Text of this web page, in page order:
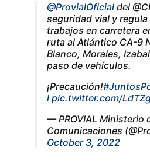
@ProvialOficial del
seguridad vial y
trabajos en carretera
ruta al Atlántico CA-9
Blanco, Morales,
paso de vehículos.
¡Precaución!
l pic.twitter.com/
— PROVIAL Ministerio
Comunicaciones
October 3, 2022